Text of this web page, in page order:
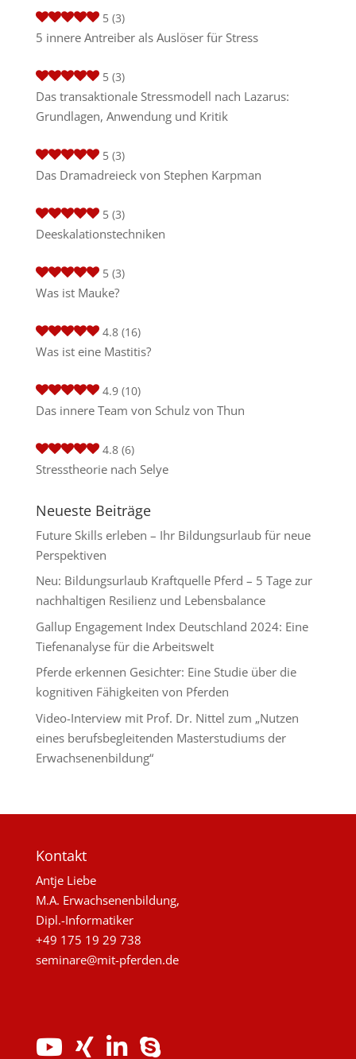
5 (3)
5 innere Antreiber als Auslöser für Stress
5 (3)
Das transaktionale Stressmodell nach Lazarus:
Grundlagen, Anwendung und Kritik
5 (3)
Das Dramadreieck von Stephen Karpman
5 (3)
Deeskalationstechniken
5 (3)
Was ist Mauke?
4.8 (16)
Was ist eine Mastitis?
4.9 (10)
Das innere Team von Schulz von Thun
4.8 (6)
Stresstheorie nach Selye
Neueste Beiträge
Future Skills erleben – Ihr Bildungsurlaub für neue
Perspektiven
Neu: Bildungsurlaub Kraftquelle Pferd – 5 Tage zur
nachhaltigen Resilienz und Lebensbalance
Gallup Engagement Index Deutschland 2024: Eine
Tiefenanalyse für die Arbeitswelt
Pferde erkennen Gesichter: Eine Studie über die
kognitiven Fähigkeiten von Pferden
Video-Interview mit Prof. Dr. Nittel zum „Nutzen
eines berufsbegleitenden Masterstudiums der
Erwachsenenbildung“
Kontakt
Antje Liebe
M.A. Erwachsenenbildung,
Dipl.-Informatiker
+49 175 19 29 738
seminare@mit-pferden.de